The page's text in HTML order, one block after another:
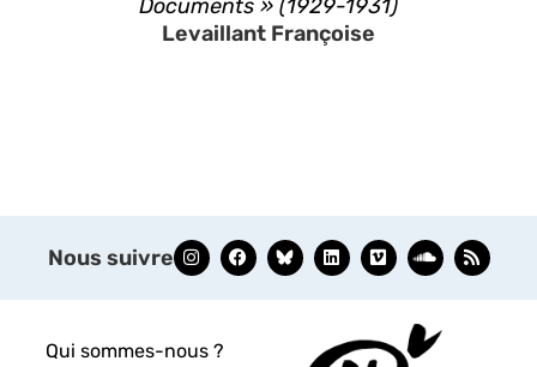
Documents » (1929-1931)
Levaillant Françoise
Nous suivre
Qui sommes-nous ?